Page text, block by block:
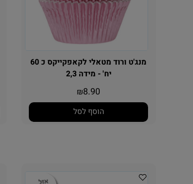
מנג'ט ורוד מטאלי לקאפקייקס כ 60
יח' - מידה 2,3
₪8.90
הוסף לסל